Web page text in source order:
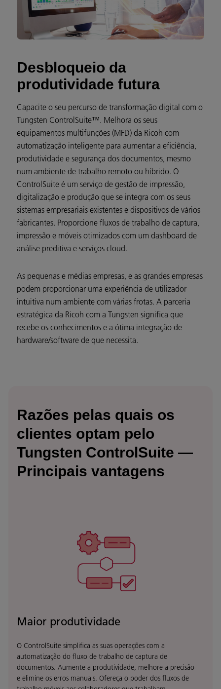
Desbloqueio da
produtividade futura
Capacite o seu percurso de transformação digital com o
Tungsten ControlSuite™. Melhora os seus
equipamentos multifunções (MFD) da Ricoh com
automatização inteligente para aumentar a eficiência,
produtividade e segurança dos documentos, mesmo
num ambiente de trabalho remoto ou híbrido. O
ControlSuite é um serviço de gestão de impressão,
digitalização e produção que se integra com os seus
sistemas empresariais existentes e dispositivos de vários
fabricantes. Proporcione fluxos de trabalho de captura,
impressão e móveis otimizados com um dashboard de
análise preditiva e serviços cloud.
As pequenas e médias empresas, e as grandes empresas
podem proporcionar uma experiência de utilizador
intuitiva num ambiente com várias frotas. A parceria
estratégica da Ricoh com a Tungsten significa que
recebe os conhecimentos e a ótima integração de
hardware/software de que necessita.
Razões pelas quais os
clientes optam pelo
Tungsten ControlSuite —
Principais vantagens
Maior produtividade
O ControlSuite simplifica as suas operações com a
automatização do fluxo de trabalho de captura de
documentos. Aumente a produtividade, melhore a precisão
e elimine os erros manuais. Ofereça o poder dos fluxos de